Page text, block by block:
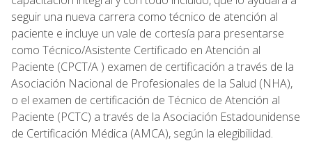
seguir una nueva carrera como técnico de atención al
paciente e incluye un vale de cortesía para presentarse
como Técnico/Asistente Certificado en Atención al
Paciente (CPCT/A ) examen de certificación a través de la
Asociación Nacional de Profesionales de la Salud (NHA),
o el examen de certificación de Técnico de Atención al
Paciente (PCTC) a través de la Asociación Estadounidense
de Certificación Médica (AMCA), según la elegibilidad.